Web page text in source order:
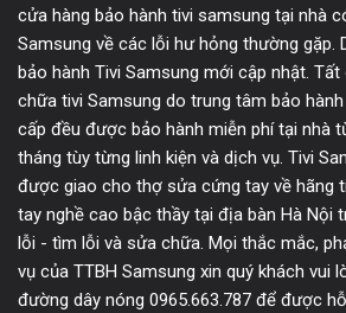
cửa hàng bảo hành tivi samsung tại nhà
Samsung về các lỗi hư hỏng thường gặp.
bảo hành Tivi Samsung mới cập nhật.
chữa tivi Samsung do trung tâm bảo
cấp đều được bảo hành miễn phí tại nhà
tháng tùy từng linh kiện và dịch vụ. Tivi
được giao cho thợ sửa cứng tay về hãng
tay nghề cao bậc thầy tại địa bàn Hà Nội
lỗi - tìm lỗi và sửa chữa. Mọi thắc mắc,
vụ của TTBH Samsung xin quý khách vui
đường dây nóng 0965.663.787 để được